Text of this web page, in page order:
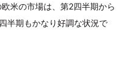
米の市場は、第2四半期から
半期もかなり好調な状況で